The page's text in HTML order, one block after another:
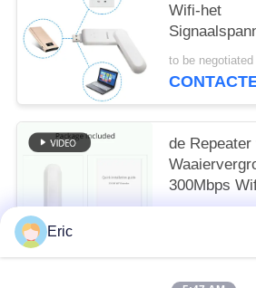
Wifi-het
van het
to be
de
300Mbps
Tuoshi USB
Eric